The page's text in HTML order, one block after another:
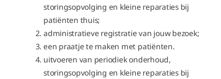
storingsopvolging en kleine reparaties bij
patiënten thuis;
administratieve registratie van jouw bezoek;
een praatje te maken met patiënten.
uitvoeren van periodiek onderhoud,
storingsopvolging en kleine reparaties bij